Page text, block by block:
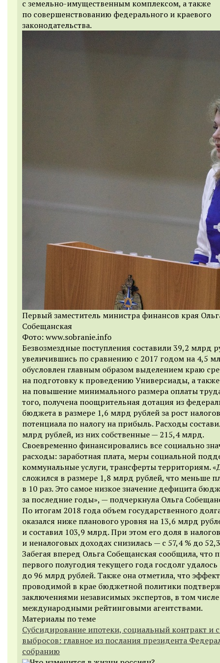
с земельно-имущественным комплексом, а также
по совершенствованию федерального и краевого
законодательства.
Первый заместитель министра финансов края
Собещанская
Фото: www.sobranie.info
Безвозмездные поступления составили 39,2 млрд
увеличившись по сравнению с 2017 годом на 4,5
обусловлен главным образом выделением краю
на подготовку к проведению Универсиады, а также
на повышение минимального размера оплаты
того, получена поощрительная дотация из
бюджета в размере 1,6 млрд рублей за рост
потенциала по налогу на прибыль. Расходы
млрд рублей, из них собственные — 215,4 млрд.
Своевременно финансировались все социально
расходы: заработная плата, меры социальной
коммунальные услуги, трансферты территориям.
сложился в размере 1,8 млрд рублей, что меньше
в 10 раз. Это самое низкое значение дефицита
за последние годы», — подчеркнула Ольга
По итогам 2018 года объем государственного
оказался ниже планового уровня на 13,6 млрд
и составил 103,9 млрд. При этом его доля в
и неналоговых доходах снизилась — с 57,4 % до
Забегая вперед Ольга Собещанская сообщила, что
первого полугодия текущего года госдолг удалось
до 96 млрд рублей. Также она отметила, что
проводимой в крае бюджетной политики
заключениями независимых экспертов, в том числе
международными рейтинговыми агентствами.
Материалы по теме
Субсидирование ипотеки, социальный контракт и
выбросов: главное из послания президента
собранию